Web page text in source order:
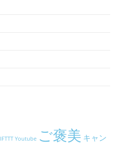
IFTTT Youtube ご褒美 キャン